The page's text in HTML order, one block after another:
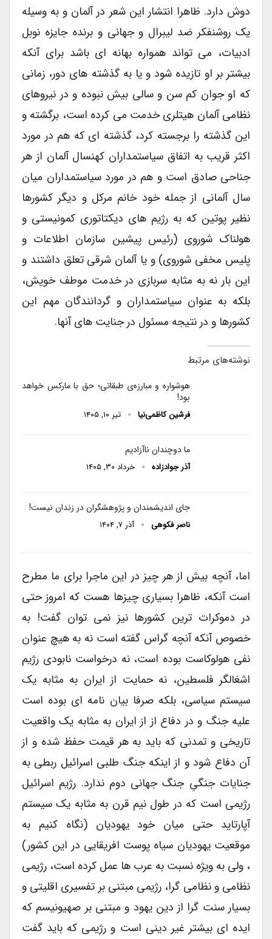
دوش دارد. ظاهرا انتشار این شعر در آلمان و به وسیله
یک روشنفکر ضد لیبرال و جهانی و برنده جایزه نوبل
ادبیات، می تواند همواره بهانه ای باشد برای آنکه
بیشتر بر او تازیده شود و یا به گذشته های دور، زمانی
که او جوان کم سن و سالی بیش نبوده و در نیروهای
نظامی آلمان هیتلری خدمت می کرده است، برگشته و
این گذشته را برجسته کرد، گذشته ای که هم در مورد
اکثر قریب به اتفاق سیاستمداران کهنسال آلمان از هر
جناحی صادق است و هم در مورد سیاستمداران میان
سال آلمانی از جمله خود خانم مرکل و دیگر کشورها
نظیر پوتین که به رژیم های دیکتاتوری کمونیستی و
هولناک شوروی (رئیس پیشین سازمان اطلاعات و
پلیس مخفی شوروی) و یا آلمان شرقی تعلق داشتند و
این بار نه به مثابه سربازی در خدمت موطف خویش،
بلکه به عنوان سیاستمداران و گردانندگان مهم این
کشورها و در نتیجه مسئول در جنایت های آنها.
نوشته‌های مرتبط
هوشواره و مبارزه‌ی طبقاتی؛ حق با مارکس خواهد
بود!
فرشین کاظمی‌نیا تیر ۱۰, ۱۴۰۵
ما دوچندان ناآزادیم
آذر جوادزاده خرداد ۳۰, ۱۴۰۵
جای اندیشمندان و پژوهشگران در زندان نیست!
ناصر فکوهی آذر ۷, ۱۴۰۴
اما، آنچه بیش از هر چیز در این ماجرا برای ما مطرح
است آنکه، ظاهرا بسیاری چیزها هست که امروز حتی
در دموکرات ترین کشورها نیز نمی توان گفت! به
خصوص آنکه آنچه گراس گفته است نه به هیچ عنوان
نفی هولوکاست بوده است، نه درخواست نابودی رژیم
اشغالگر فلسطین، نه حمایت از ایران به مثابه یک
سیستم سیاسی، بلکه صرفا بیان نامه ای بوده است
علیه جنگ و در دفاع از از ایران به مثابه یک واقعیت
تاریخی و تمدنی که باید به هر قیمت حفظ شده و از
آن دفاع شود و از اینکه جنگ طلبی اسرائیل ربطی به
جنایات جنگیِ جنگ جهانی دوم ندارد. رژیم اسرائیل
رژیمی است که در طول نیم قرن به مثابه یک سیستم
آپارتاید حتی میان خود یهودیان (نگاه کنیم به
موقعیت یهودیان سیاه پوست افریقایی در این کشور)
، ولی به ویژه نسبت به عرب ها عمل کرده است، رژیمی
نظامی و نظامی گرا، رژیمی مبتنی بر تفسیری اقلیتی و
بسیار سنت گرا از دین یهود و مبتنی بر صهیونیسم که
ایده ای بیشتر غیر دینی است و رژیمی که باید گفت